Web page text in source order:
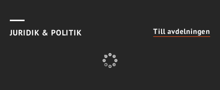
JURIDIK & POLITIK Till avdelningen